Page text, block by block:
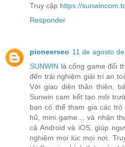
Truy cập https://
Responder
pioneerseo 11 de agosto
SUNWIN là cổng game đổi
đến trải nghiệm giải trí an
Với giao diện thân thiện,
Sunwin cam kết tạo môi
bạn có thể tham gia các
hũ, mini game… và nhận
cả Android và iOS, giúp
nghiệm mọi lúc mọi nơi.